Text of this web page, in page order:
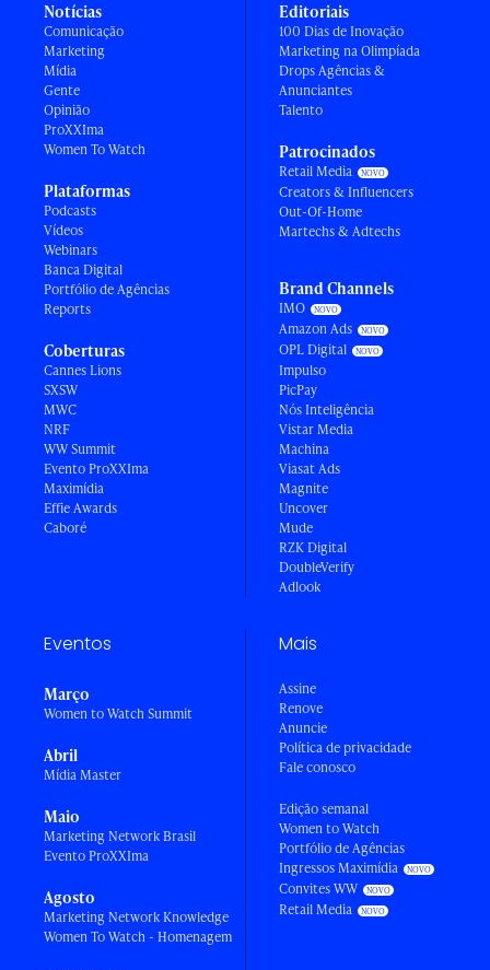
Notícias
Comunicação
Marketing
Mídia
Gente
Opinião
ProXXIma
Women To Watch
Plataformas
Podcasts
Vídeos
Webinars
Banca Digital
Portfólio de Agências
Reports
Coberturas
Cannes Lions
SXSW
MWC
NRF
WW Summit
Evento ProXXIma
Maximídia
Effie Awards
Caboré
Editoriais
100 Dias de Inovação
Marketing na Olimpíada
Drops Agências &
Anunciantes
Talento
Patrocinados
Retail Media
Creators & Influencers
Out-Of-Home
Martechs & Adtechs
Brand Channels
IMO
Amazon Ads
OPL Digital
Impulso
PicPay
Nós Inteligência
Vistar Media
Machina
Viasat Ads
Magnite
Uncover
Mude
RZK Digital
DoubleVerify
Adlook
Eventos
Março
Women to Watch Summit
Abril
Mídia Master
Maio
Marketing Network Brasil
Evento ProXXIma
Agosto
Marketing Network Knowledge
Women To Watch - Homenagem
Mais
Assine
Renove
Anuncie
Política de privacidade
Fale conosco
Edição semanal
Women to Watch
Portfólio de Agências
Ingressos Maximídia
Convites WW
Retail Media